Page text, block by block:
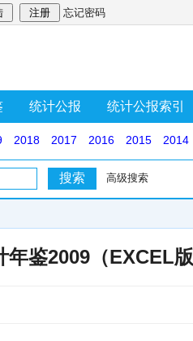
忘记密码
统计公报 统计公报索引
2018 2017 2016 2015 2014
高级搜索
鉴2009（EXCEL版